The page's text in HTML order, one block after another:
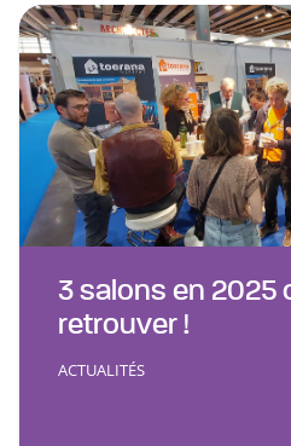
3 salons en 2025
retrouver !
ACTUALITÉS